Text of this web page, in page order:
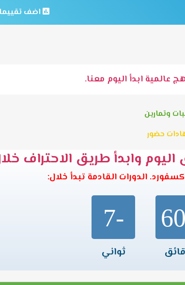
اضف
عالمية ابدأ اليوم معنا.
وتمارين
حضور
وابدأ طريق الاحتراف
-7
ثواني